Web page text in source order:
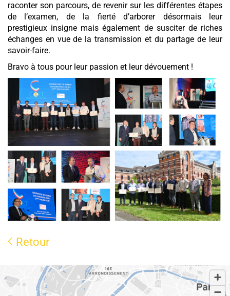
raconter son parcours, de revenir sur les différentes étapes
de l’examen, de la fierté d’arborer désormais leur
prestigieux insigne mais également de susciter de riches
échanges en vue de la transmission et du partage de leur
savoir-faire.
Bravo à tous pour leur passion et leur dévouement !
Retour